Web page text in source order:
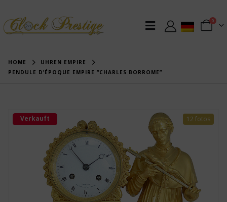
0
HOME
UHREN EMPIRE
PENDULE D’ÉPOQUE EMPIRE “CHARLES BORROME”
12 fotos
Verkauft